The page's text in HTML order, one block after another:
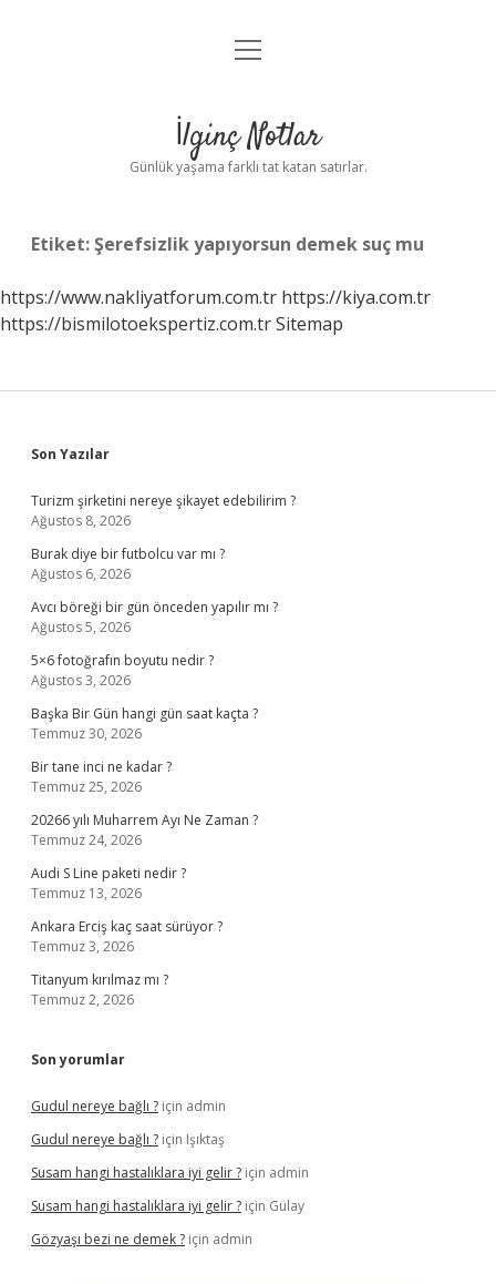
Anasayfa
Yasal Uyarı
menüyü
İlginç Notlar
Günlük yaşama farklı tat katan satırlar.
Etiket:Şerefsizlik yapıyorsun demek suç mu
https://www.nakliyatforum.com.tr https://kiya.com.tr
https://bismilotoekspertiz.com.trSitemap
Sidebar
Son Yazılar
Turizm şirketini nereye şikayet edebilirim ?
Ağustos 8, 2026
Burak diye bir futbolcu var mı ?
Ağustos 6, 2026
Avcı böreği bir gün önceden yapılır mı ?
Ağustos 5, 2026
5×6 fotoğrafın boyutu nedir ?
Ağustos 3, 2026
Başka Bir Gün hangi gün saat kaçta ?
Temmuz 30, 2026
Bir tane inci ne kadar ?
Temmuz 25, 2026
20266 yılı Muharrem Ayı Ne Zaman ?
Temmuz 24, 2026
Audi S Line paketi nedir ?
Temmuz 13, 2026
Ankara Erciş kaç saat sürüyor ?
Temmuz 3, 2026
Titanyum kırılmaz mı ?
Temmuz 2, 2026
Son yorumlar
Gudul nereye bağlı ? için admin
Gudul nereye bağlı ? için Işıktaş
Susam hangi hastalıklara iyi gelir ? için admin
Susam hangi hastalıklara iyi gelir ? için Gülay
Gözyaşı bezi ne demek ? için admin